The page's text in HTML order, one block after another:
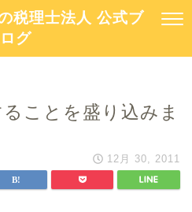
税理士法人 公式ブ
ログ
ことを盛り込みま
12月 30, 2011